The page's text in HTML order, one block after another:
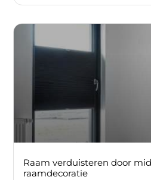
Raam verduisteren door
raamdecoratie